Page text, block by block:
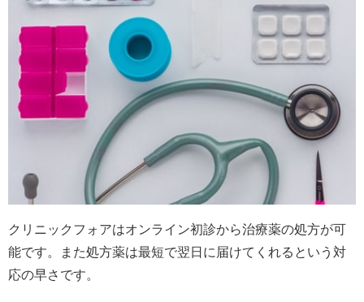
クリニックフォアはオンライン初診から治療薬の処方が可
能です。また処方薬は最短で翌日に届けてくれるという対
応の早さです。